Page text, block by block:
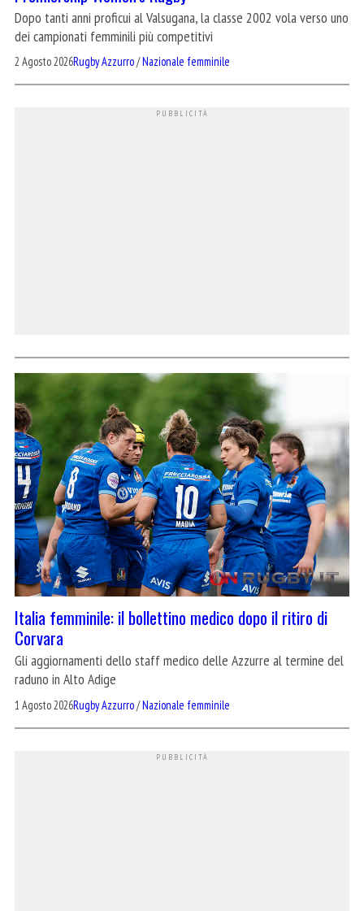
Dopo tanti anni proficui al Valsugana, la classe 2002 vola verso uno
dei campionati femminili più competitivi
2 Agosto 2026Rugby Azzurro/Nazionale femminile
Italia femminile: il bollettino medico dopo il ritiro di
Corvara
Gli aggiornamenti dello staff medico delle Azzurre al termine del
raduno in Alto Adige
1 Agosto 2026Rugby Azzurro/Nazionale femminile